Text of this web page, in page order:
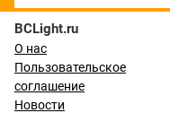
BCLight.ru
О нас
Пользовательское
соглашение
Новости